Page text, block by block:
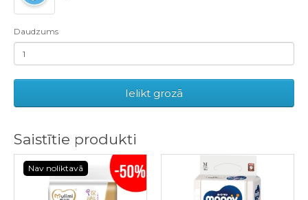
Daudzums
Ielikt grozā
Saistītie produkti
Nav noliktavā